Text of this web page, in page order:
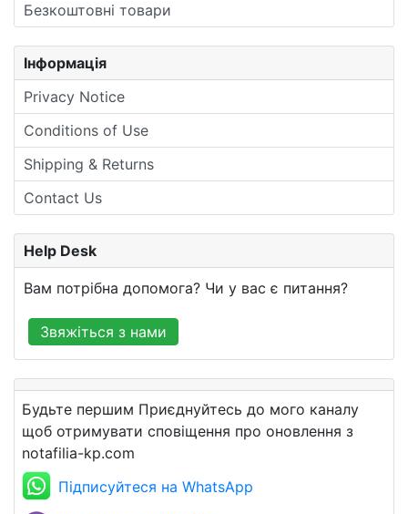
Безкоштовні товари
Інформація
Privacy Notice
Conditions of Use
Shipping & Returns
Contact Us
Help Desk
Вам потрібна допомога? Чи у вас є питання?
Звяжіться з нами
Будьте першим Приєднуйтесь до мого каналу
щоб отримувати сповіщення про оновлення з
notafilia-kp.com
Підписуйтеся на WhatsApp